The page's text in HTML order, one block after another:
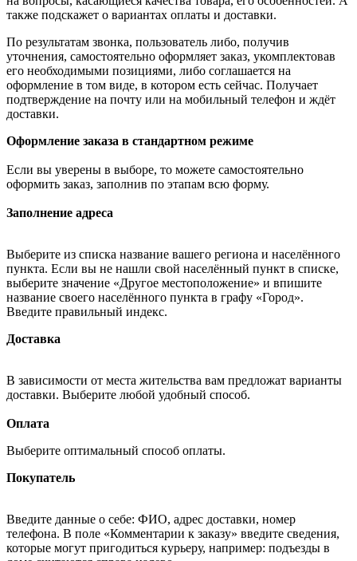
также подскажет о вариантах оплаты и доставки.
По результатам звонка, пользователь либо, получив
уточнения, самостоятельно оформляет заказ, укомплектовав
его необходимыми позициями, либо соглашается на
оформление в том виде, в котором есть сейчас. Получает
подтверждение на почту или на мобильный телефон и ждёт
доставки.
Оформление заказа в стандартном режиме
Если вы уверены в выборе, то можете самостоятельно
оформить заказ, заполнив по этапам всю форму.
Заполнение адреса
Выберите из списка название вашего региона и населённого
пункта. Если вы не нашли свой населённый пункт в списке,
выберите значение «Другое местоположение» и впишите
название своего населённого пункта в графу «Город».
Введите правильный индекс.
Доставка
В зависимости от места жительства вам предложат варианты
доставки. Выберите любой удобный способ.
Оплата
Выберите оптимальный способ оплаты.
Покупатель
Введите данные о себе: ФИО, адрес доставки, номер
телефона. В поле «Комментарии к заказу» введите сведения,
которые могут пригодиться курьеру, например: подъезды в